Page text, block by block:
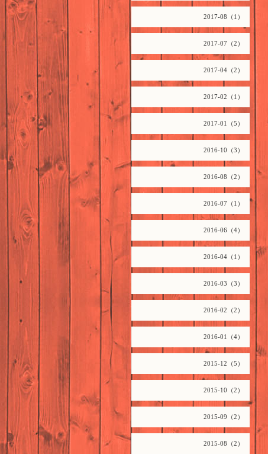
2017-08（1）
2017-07（2）
2017-04（2）
2017-02（1）
2017-01（5）
2016-10（3）
2016-08（2）
2016-07（1）
2016-06（4）
2016-04（1）
2016-03（3）
2016-02（2）
2016-01（4）
2015-12（5）
2015-10（2）
2015-09（2）
2015-08（2）